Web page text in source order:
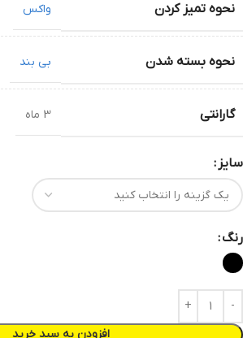
نحوه تمیز کردن واکس
نحوه بسته شدن بی بند
گارانتی 3 ماه
سایز
رنگ
افزودن به سبد خرید